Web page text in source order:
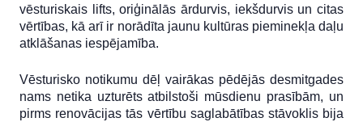
vēsturiskais lifts, oriģinālās ārdurvis, iekšdurvis un citas
vērtības, kā arī ir norādīta jaunu kultūras pieminekļa daļu
atklāšanas iespējamība.
Vēsturisko notikumu dēļ vairākas pēdējās desmitgades
nams netika uzturēts atbilstoši mūsdienu prasībām, un
pirms renovācijas tās vērtību saglabātības stāvoklis bija